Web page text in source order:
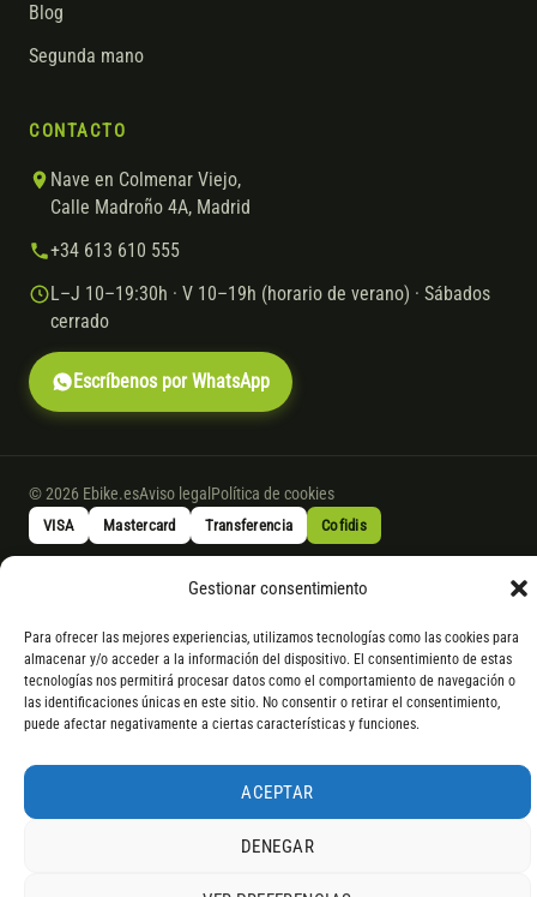
Gestionar consentimiento
Para ofrecer las mejores experiencias, utilizamos tecnologías como las cookies para
almacenar y/o acceder a la información del dispositivo. El consentimiento de estas
tecnologías nos permitirá procesar datos como el comportamiento de navegación o
las identificaciones únicas en este sitio. No consentir o retirar el consentimiento,
puede afectar negativamente a ciertas características y funciones.
ACEPTAR
DENEGAR
Blog
Segunda mano
CONTACTO
Nave en Colmenar Viejo,
Calle Madroño 4A, Madrid
+34 613 610 555
L–J 10–19:30h · V 10–19h (horario de verano) · Sábados
cerrado
Escríbenos por WhatsApp
© 2026 Ebike.esAviso legal Política de cookies
VISA Mastercard Transferencia Cofidis
* Financiación instantánea con Cofidis hasta 6.000 € sin intereses.
los detallespor WhatsApp.
* Los modelos con entrega inmediata se envían 24 h laborables tras el
pago; los de bajo pedido se confirman con un asesor. Si no fuera posible
componentes es orientativa; los fabricantes pueden sustituir elementos
por otros equivalentes o superiores.